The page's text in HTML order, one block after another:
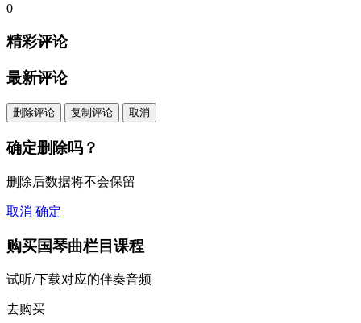
0
精彩评论
最新评论
删除评论 复制评论 取消
确定删除吗？
删除后数据将不会保留
取消 确定
购买国琴曲栏目 课程
试听/下载对应的伴奏音频
去购买